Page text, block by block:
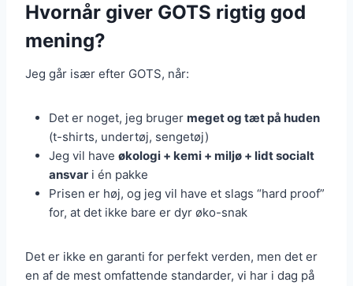
Hvornår giver GOTS rigtig god
mening?
Jeg går især efter GOTS, når:
Det er noget, jeg bruger meget og tæt på huden
(t-shirts, undertøj, sengetøj)
Jeg vil have økologi + kemi + miljø + lidt socialt
ansvar i én pakke
Prisen er høj, og jeg vil have et slags “hard proof”
for, at det ikke bare er dyr øko-snak
Det er ikke en garanti for perfekt verden, men det er
en af de mest omfattende standarder, vi har i dag på